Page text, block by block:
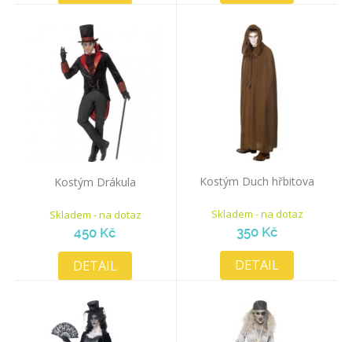
Kostým Drákula
Skladem - na dotaz
450 Kč
DETAIL
Kostým Duch hřbitova
Skladem - na dotaz
350 Kč
DETAIL